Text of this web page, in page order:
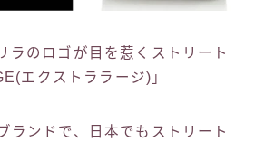
ラのロゴが目を惹くストリート
エクストララージ)」
ランドで、日本でもストリート